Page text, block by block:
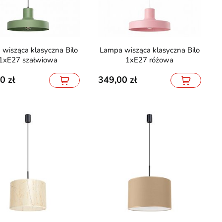
Micro-48V gips-
Taśma LED 24V FULL COB 1152
szałwiowa
Lampa wisząca klasyczna Bilo
1xE27 różowa
349,00